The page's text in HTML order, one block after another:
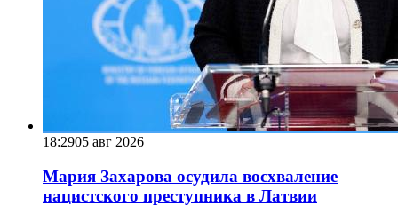
18:2905 авг 2026
Мария Захарова осудила восхваление
нацистского преступника в Латвии